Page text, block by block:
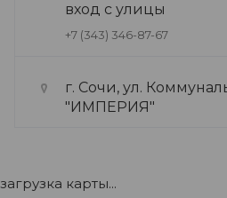
вход с улицы
+7 (343) 346-87-67
г. Сочи, ул.
"ИМПЕРИЯ"
загрузка карты...